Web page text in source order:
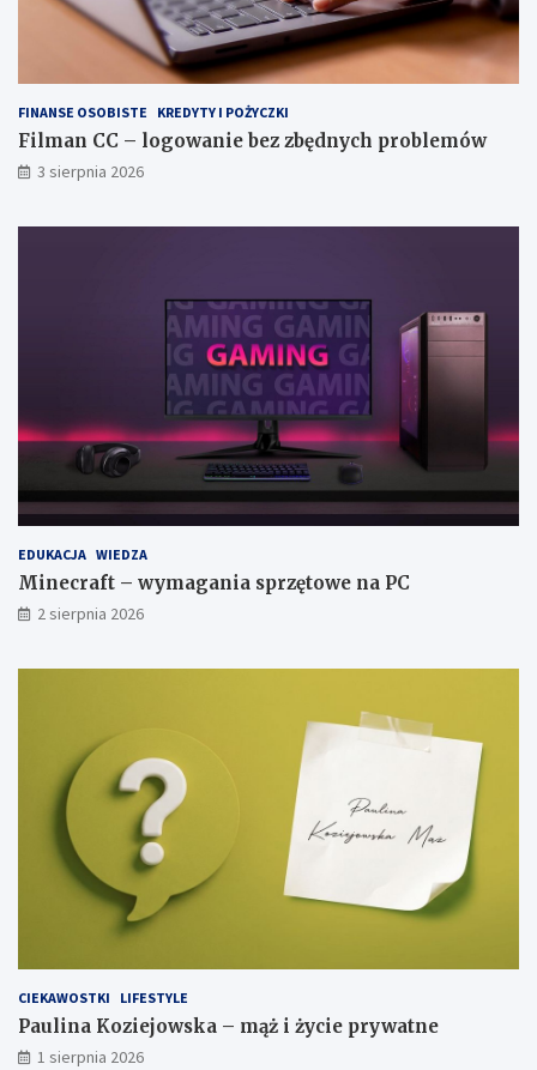
FINANSE OSOBISTE KREDYTY I POŻYCZKI
Filman CC – logowanie bez zbędnych problemów
3 sierpnia 2026
EDUKACJA WIEDZA
Minecraft – wymagania sprzętowe na PC
2 sierpnia 2026
CIEKAWOSTKI LIFESTYLE
Paulina Koziejowska – mąż i życie prywatne
1 sierpnia 2026